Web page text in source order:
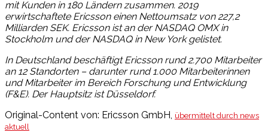
mit Kunden in 180 Ländern zusammen. 2019
erwirtschaftete Ericsson einen Nettoumsatz von 227,2
Milliarden SEK. Ericsson ist an der NASDAQ OMX in
Stockholm und der NASDAQ in New York gelistet.
In Deutschland beschäftigt Ericsson rund 2.700 Mitarbeiter
an 12 Standorten – darunter rund 1.000 Mitarbeiterinnen
und Mitarbeiter im Bereich Forschung und Entwicklung
(F&E). Der Hauptsitz ist Düsseldorf.
Original-Content von: Ericsson GmbH, übermittelt durch news
aktuell